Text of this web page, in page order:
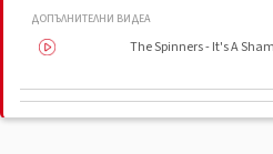
ДОПЪЛНИТЕЛНИ ВИДЕА
The Spinners - It's A
ВАУЧЕР